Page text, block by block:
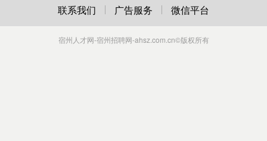
联系我们 广告服务 微信平台
宿州人才网-宿州招聘网-ahsz.com.cn©版权所有